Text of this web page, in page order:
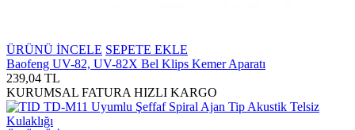
ÜRÜNÜ İNCELE SEPETE EKLE
Baofeng UV-82, UV-82X Bel Klips Kemer Aparatı
239,04 TL
KURUMSAL FATURA HIZLI KARGO